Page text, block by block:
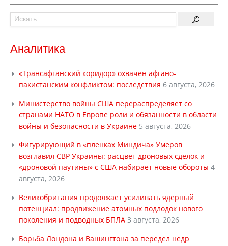
Аналитика
«Трансафганский коридор» охвачен афгано-
пакистанским конфликтом: последствия 6 августа, 2026
Министерство войны США перераспределяет со
странами НАТО в Европе роли и обязанности в области
войны и безопасности в Украине 5 августа, 2026
Фигурирующий в «пленках Миндича» Умеров
возглавил СВР Украины: расцвет дроновых сделок и
«дроновой паутины» с США набирает новые обороты 4
августа, 2026
Великобритания продолжает усиливать ядерный
потенциал: продвижение атомных подлодок нового
поколения и подводных БПЛА 3 августа, 2026
Борьба Лондона и Вашингтона за передел недр